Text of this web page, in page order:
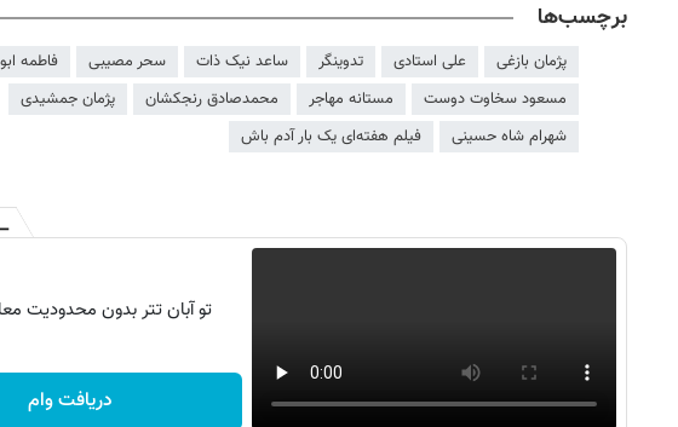
برچسب‌ها
پژمان بازغی علی استادی تدوینگر ساعد نیک ذات سحر مصیبی
فاطمه
مسعود سخاوت دوست
مستانه مهاجر محمدصادق رنجکشان
پژمان جمشیدی
شهرام شاه حسینی
فیلم هفته‌ای یک بار آدم باش
تو آبان تتر بدون محدودیت
دریافت وام
روزنامه‌های ورزشی پنج‌شنبه ۱۵ مرداد ۱۴۰۵